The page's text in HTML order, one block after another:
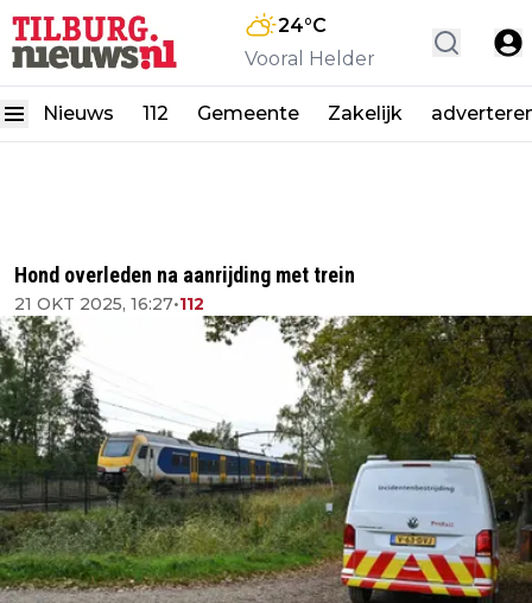
24°C
Vooral Helder
Nieuws 112 Gemeente Zakelijk
Hond overleden na aanrijding met trein
21 OKT 2025, 16:27•112